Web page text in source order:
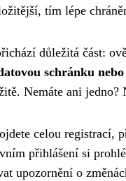
tím lépe
důležitá část:
schránku
Nemáte ani jedno?
celou registrací,
přihlášení si
upozornění o